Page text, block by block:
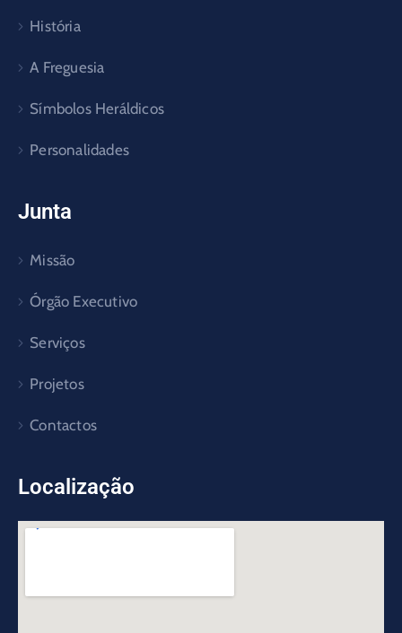
História
A Freguesia
Símbolos Heráldicos
Personalidades
Junta
Missão
Órgão Executivo
Serviços
Projetos
Contactos
Localização